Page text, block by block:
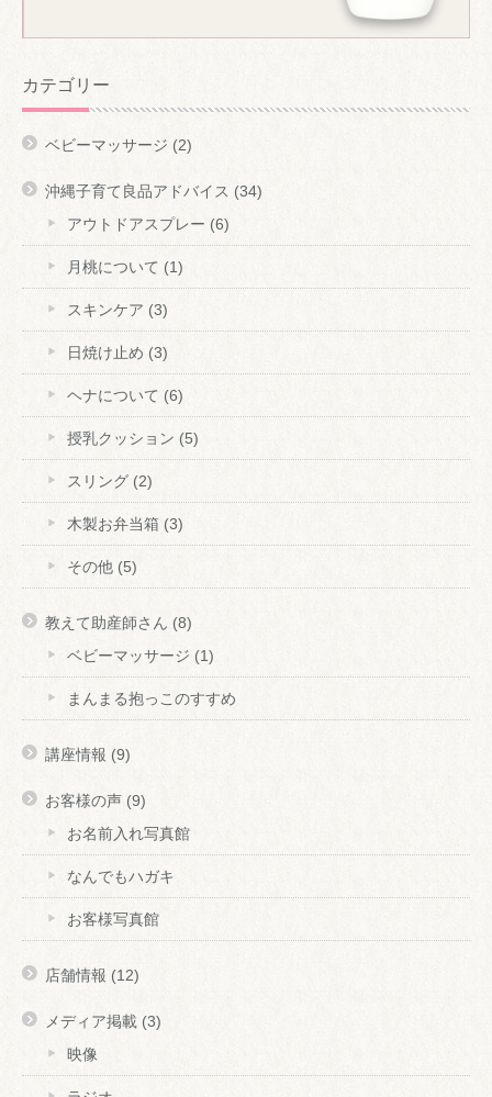
カテゴリー
ベビーマッサージ (2)
沖縄子育て良品アドバイス (34)
アウトドアスプレー (6)
月桃について (1)
スキンケア (3)
日焼け止め (3)
ヘナについて (6)
授乳クッション (5)
スリング (2)
木製お弁当箱 (3)
その他 (5)
教えて助産師さん (8)
ベビーマッサージ (1)
まんまる抱っこのすすめ
講座情報 (9)
お客様の声 (9)
お名前入れ写真館
なんでもハガキ
お客様写真館
店舗情報 (12)
メディア掲載 (3)
映像